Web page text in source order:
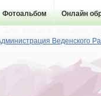
Фотоальбом Онлайн